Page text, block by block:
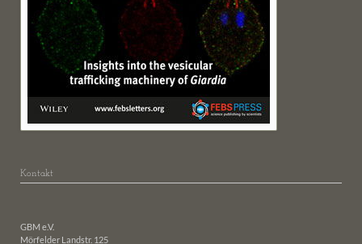
Kontakt
GBM e.V.
Mörfelder Landstr. 125